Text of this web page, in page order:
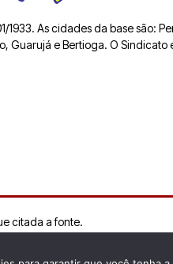
1933. As cidades da base são:
Guarujá e Bertioga. O Sindicato
citada a fonte.